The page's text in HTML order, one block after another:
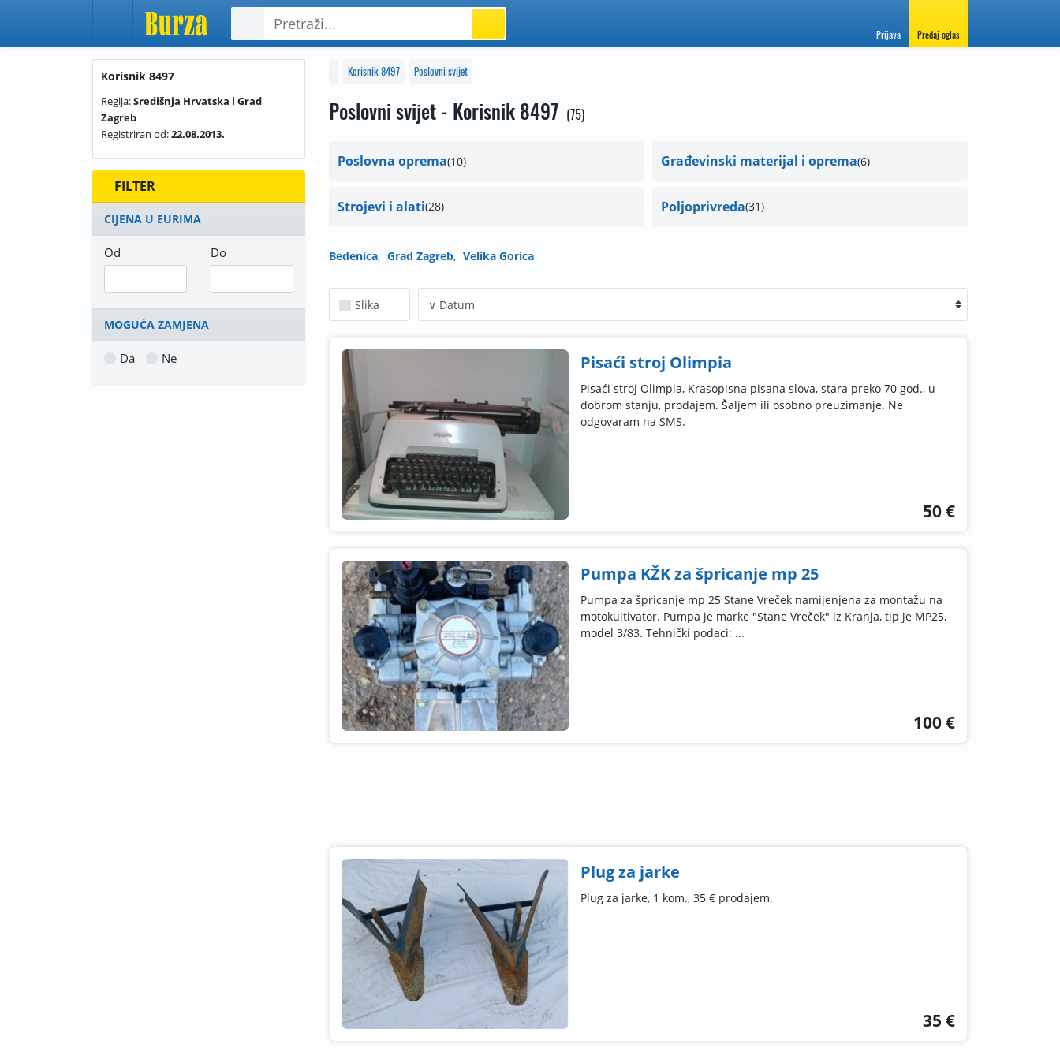
Prijava Predaj oglas
Korisnik 8497
Regija:Središnja Hrvatska i Grad
Zagreb
Registriran od:22.08.2013.
FILTER
CIJENA U EURIMA
Od Do
MOGUĆA ZAMJENA
Da Ne
Korisnik 8497 Poslovni svijet
Poslovni svijet - Korisnik 8497 75
Poslovna oprema 10 Građevinski materijal i oprema 6
Strojevi i alati 28 Poljoprivreda 31
Bedenica Grad Zagreb Velika Gorica
Slika
Pisaći stroj Olimpia
Pisaći stroj Olimpia, Krasopisna pisana slova, stara preko 70 god., u
dobrom stanju, prodajem. Šaljem ili osobno preuzimanje. Ne
odgovaram na SMS.
50 €
Pumpa KŽK za špricanje mp 25
Pumpa za špricanje mp 25 Stane Vreček namijenjena za montažu na
motokultivator. Pumpa je marke "Stane Vreček" iz Kranja, tip je MP25,
model 3/83. Tehnički podaci: ...
100 €
Plug za jarke
Plug za jarke, 1 kom., 35 € prodajem.
35 €